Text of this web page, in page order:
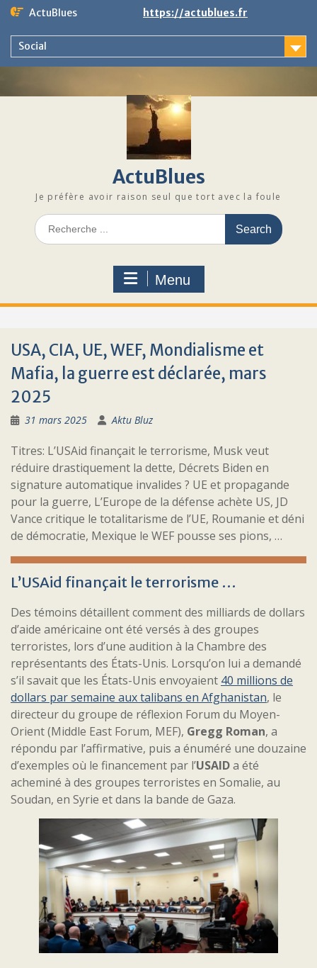
Skip
content
ActuBlues https://actublues.fr
Social
ActuBlues
Je préfère avoir raison seul que tort avec la foule
Search
for:
Menu
USA, CIA, UE, WEF, Mondialisme et
Mafia, la guerre est déclarée, mars
2025
31 mars 2025 Aktu Bluz
Titres: L’USAid finançait le terrorisme, Musk veut
réduire drastiquement la dette, Décrets Biden en
signature automatique invalides ? UE et propagande
pour la guerre, L’Europe de la défense achète US, JD
Vance critique le totalitarisme de l’UE, Roumanie et déni
de démocratie, Mexique le WEF pousse ses pions, …
L’USAid finançait le terrorisme …
Des témoins détaillent comment des milliards de dollars
d’aide américaine ont été versés à des groupes
terroristes, lors d’une audition à la Chambre des
représentants des États-Unis. Lorsqu’on lui a demandé
s’il savait que les États-Unis envoyaient 40 millions de
dollars par semaine aux talibans en Afghanistan, le
directeur du groupe de réflexion Forum du Moyen-
Orient (Middle East Forum, MEF), Gregg Roman, a
répondu par l’affirmative, puis a énuméré une douzaine
d’exemples où le financement par l’USAIDa été
acheminé à des groupes terroristes en Somalie, au
Soudan, en Syrie et dans la bande de Gaza.